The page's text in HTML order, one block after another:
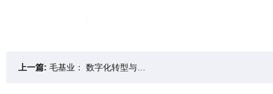
上一篇: